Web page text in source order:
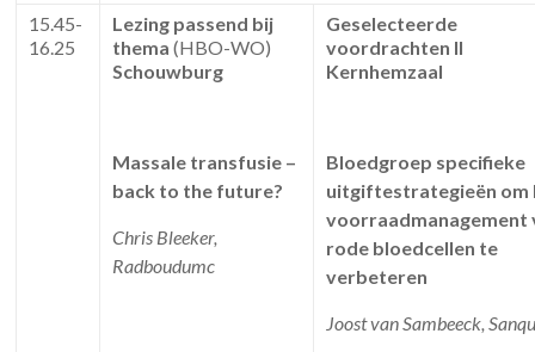
15.45-
16.25
Lezing passend bij
thema(HBO-WO)
Schouwburg
Massale transfusie –
back to the future?
Chris Bleeker,
Radboudumc
Geselecteerde
voordrachten II
Kernhemzaal
Bloedgroep specifieke
uitgiftestrategieën om
voorraadmanagement
rode bloedcellen te
verbeteren
Joost van Sambeeck,